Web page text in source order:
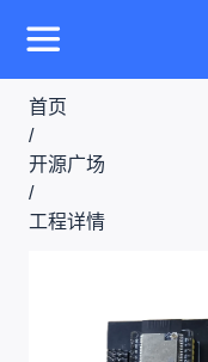
首页
/
开源广场
/
工程详情